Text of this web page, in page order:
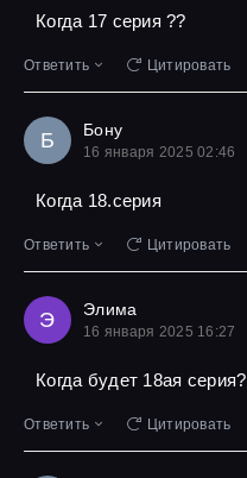
Когда 17 серия ??
Ответить Цитировать
Б Бону
16 января 2025 02:46
Когда 18.серия
Ответить Цитировать
Э Элима
16 января 2025 16:27
Когда будет 18ая серия?
Ответить Цитировать